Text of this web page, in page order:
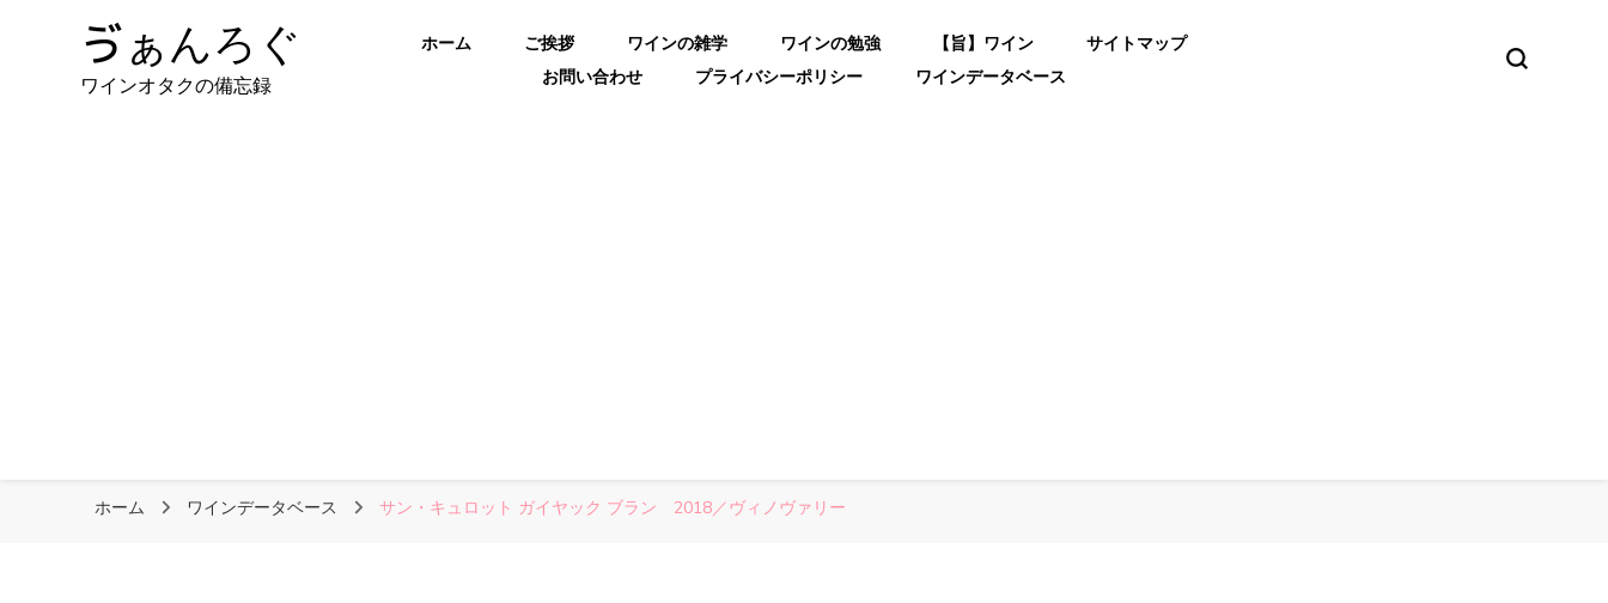
ゔぁんろぐ
ワインオタクの備忘録
ホーム ご挨拶 ワインの雑学 ワインの勉強 【旨】ワイン
サイトマップ
お問い合わせ
プライバシーポリシー ワインデータベース
ホーム ワインデータベース サン・キュロット ガイヤック ブラン 2018／ヴィノヴァリー